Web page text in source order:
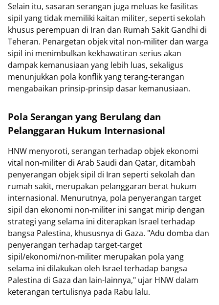
Selain itu, sasaran serangan juga meluas ke fasilitas
sipil yang tidak memiliki kaitan militer, seperti sekolah
khusus perempuan di Iran dan Rumah Sakit Gandhi di
Teheran. Penargetan objek vital non-militer dan warga
sipil ini menimbulkan kekhawatiran serius akan
dampak kemanusiaan yang lebih luas, sekaligus
menunjukkan pola konflik yang terang-terangan
mengabaikan prinsip-prinsip dasar kemanusiaan.
Pola Serangan yang Berulang dan
Pelanggaran Hukum Internasional
HNW menyoroti, serangan terhadap objek ekonomi
vital non-militer di Arab Saudi dan Qatar, ditambah
penyerangan objek sipil di Iran seperti sekolah dan
rumah sakit, merupakan pelanggaran berat hukum
internasional. Menurutnya, pola penyerangan target
sipil dan ekonomi non-militer ini sangat mirip dengan
strategi yang selama ini diterapkan Israel terhadap
bangsa Palestina, khususnya di Gaza. "Adu domba dan
penyerangan terhadap target-target
sipil/ekonomi/non-militer merupakan pola yang
selama ini dilakukan oleh Israel terhadap bangsa
Palestina di Gaza dan lain-lainnya," ujar HNW dalam
keterangan tertulisnya pada Rabu lalu.